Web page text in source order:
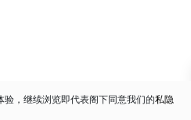
，继续浏览即代表阁下同意我们的私隐